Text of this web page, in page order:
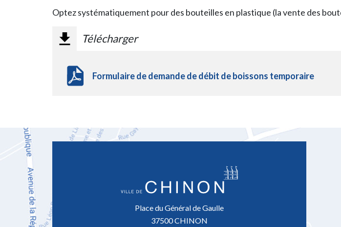
Optez systématiquement pour des bouteilles en plastique (la vente des
Télécharger
Formulaire de demande de débit de boissons temporaire
Place du Général de Gaulle
37500 CHINON